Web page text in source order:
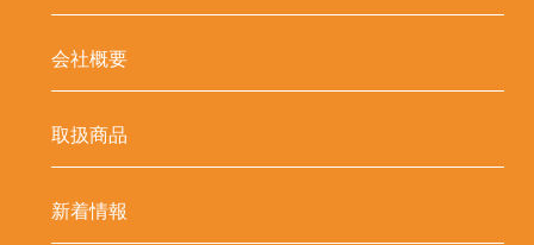
会社概要
取扱商品
新着情報